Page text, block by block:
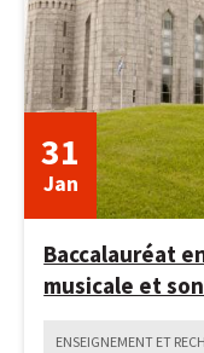
20
septembre
2024
Baccalauréat
musicale et
31
Jan
ENSEIGNEMENT ET